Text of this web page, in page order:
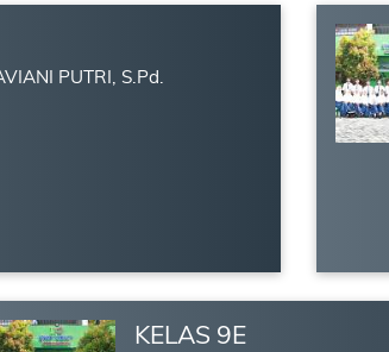
PUTRI, S.Pd.
KELAS 9E